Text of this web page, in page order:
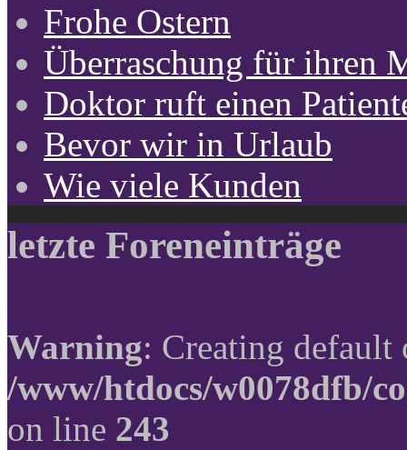
Frohe Ostern
Überraschung für ihren
Doktor ruft einen
Bevor wir in Urlaub
Wie viele Kunden
letzte Foreneinträge
Warning: Creating
/www/htdocs/w0078dfb/
on line 243